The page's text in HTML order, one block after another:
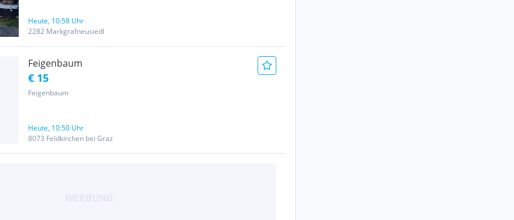
Gerne beraten...
Heute, 10:58 Uhr
2282 Markgrafneusiedl
Feigenbaum
€ 15
Feigenbaum
Heute, 10:50 Uhr
8073 Feldkirchen bei Graz